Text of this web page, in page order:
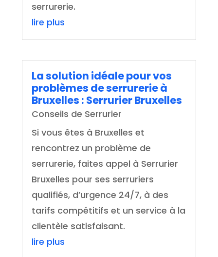
serrurerie.
lire plus
La solution idéale pour vos
problèmes de serrurerie à
Bruxelles : Serrurier Bruxelles
Conseils de Serrurier
Si vous êtes à Bruxelles et
rencontrez un problème de
serrurerie, faites appel à Serrurier
Bruxelles pour ses serruriers
qualifiés, d’urgence 24/7, à des
tarifs compétitifs et un service à la
clientèle satisfaisant.
lire plus